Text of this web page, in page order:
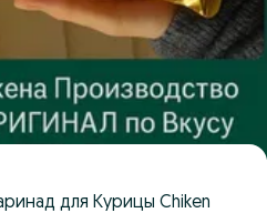
для Курицы Chiken